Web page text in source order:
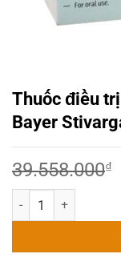
Thuốc điều
Bayer
39.558.000₫
Thuốc điều trị ung